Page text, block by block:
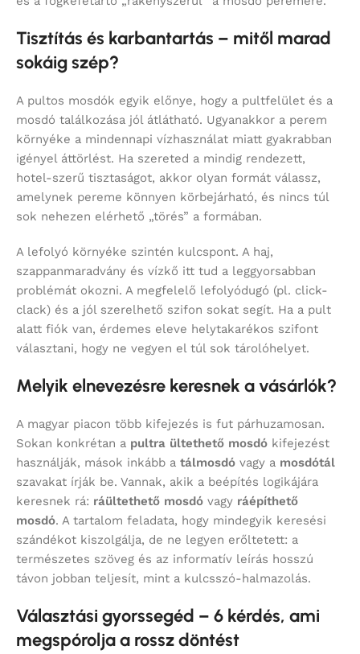
Tisztítás és karbantartás – mitől marad
sokáig szép?
A pultos mosdók egyik előnye, hogy a pultfelület és a
mosdó találkozása jól átlátható. Ugyanakkor a perem
környéke a mindennapi vízhasználat miatt gyakrabban
igényel áttörlést. Ha szereted a mindig rendezett,
hotel-szerű tisztaságot, akkor olyan formát válassz,
amelynek pereme könnyen körbejárható, és nincs túl
sok nehezen elérhető „törés” a formában.
A lefolyó környéke szintén kulcspont. A haj,
szappanmaradvány és vízkő itt tud a leggyorsabban
problémát okozni. A megfelelő lefolyódugó (pl. click-
clack) és a jól szerelhető szifon sokat segít. Ha a pult
alatt fiók van, érdemes eleve helytakarékos szifont
választani, hogy ne vegyen el túl sok tárolóhelyet.
Melyik elnevezésre keresnek a vásárlók?
A magyar piacon több kifejezés is fut párhuzamosan.
Sokan konkrétan a pultra ültethető mosdó kifejezést
használják, mások inkább a tálmosdó vagy a mosdótál
szavakat írják be. Vannak, akik a beépítés logikájára
keresnek rá: ráültethető mosdó vagy ráépíthető
mosdó. A tartalom feladata, hogy mindegyik keresési
szándékot kiszolgálja, de ne legyen erőltetett: a
természetes szöveg és az informatív leírás hosszú
távon jobban teljesít, mint a kulcsszó-halmazolás.
Választási gyorssegéd – 6 kérdés, ami
megspórolja a rossz döntést